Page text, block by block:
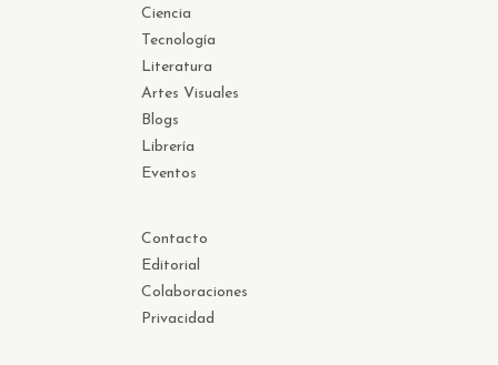
Ciencia
Tecnología
Literatura
Artes Visuales
Blogs
Librería
Eventos
Contacto
Editorial
Colaboraciones
Privacidad